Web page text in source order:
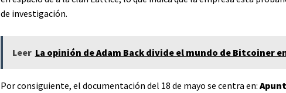
de investigación.
Leer La opinión de Adam Back divide el mundo de Bitcoiner
Por consiguiente, el documentación del 18 de mayo se centra en: